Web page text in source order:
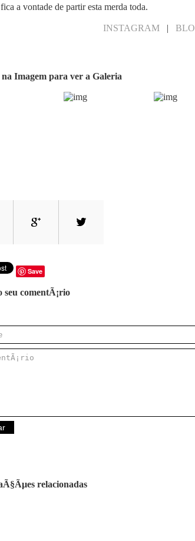
a vontade de partir esta merda toda.
INSTAGRAM |
Imagem para ver a Galeria
Save
seu comentÃ¡rio
relacionadas